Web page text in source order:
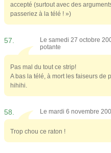
accepté (surtout avec des
passeriez à la télé ! »)
57.
Le samedi 27 octobre
potante
Pas mal du tout ce strip!
A bas la télé, à mort les faiseurs de
hihihi.
58. Le mardi 6 novembre
Trop chou ce raton !